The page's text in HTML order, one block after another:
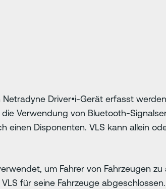
Driver•i-Gerät erfasst
Verwendung von Bluetooth-
einen Disponenten. VLS kann allein
um Fahrer von Fahrzeugen zu
für seine Fahrzeuge